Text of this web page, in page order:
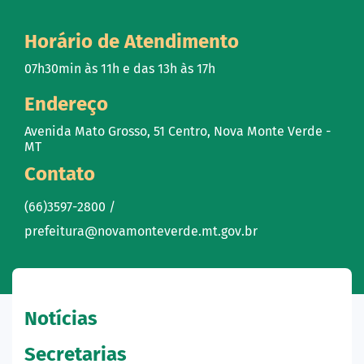
Horário de Atendimento
07h30min às 11h e das 13h às 17h
Endereço
Avenida Mato Grosso, 51 Centro, Nova Monte Verde -
MT
Contato
(66)3597-2800 /
prefeitura@novamonteverde.mt.gov.br
Notícias
Secretarias